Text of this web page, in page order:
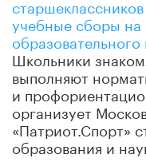
учебные сборы на
Школьники
выполняют
и
организует
«Патриот.Спорт»
образования и